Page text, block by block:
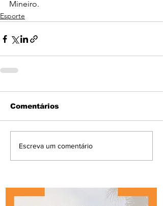
Mineiro.
Esporte
Comentários
Escreva um comentário